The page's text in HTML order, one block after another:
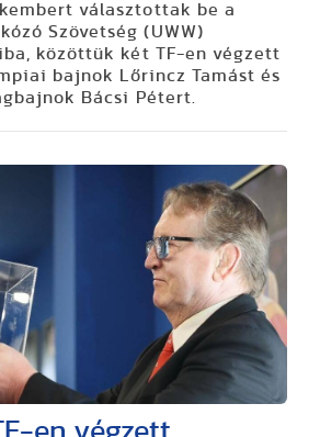
választottak be a
Szövetség (UWW)
közöttük két TF-en végzett
bajnok Lőrincz Tamást és
Bácsi Pétert.